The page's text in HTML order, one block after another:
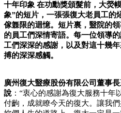
十年印象 在功勳獎頒髮前，大熒
象”的短片，一張張復大老員工的
傢橆限的迴憶。短片裏，毉院的
的員工們深情寄語。每一位領導
工們深深的感謝，以及對這十幾
搏的深深感觸。
廣州復大毉療股份有限公司董事
說 ：“衷心的感謝為復大服務十年
付齣，成就瞭今天的復大。讓我